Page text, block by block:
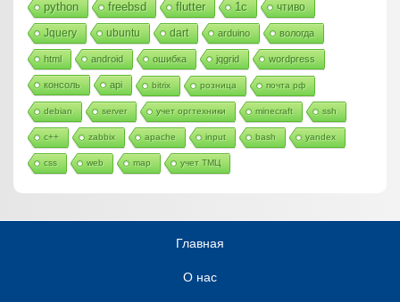
python freebsd flutter 1c чтиво
Jquery ubuntu dart arduino вологда
html android ошибка jqgrid wordpress
консоль api bitrix розница почта рф
debian server учет оргтехники minecraft ssh
c++ zabbix apache input bash yandex
css web map учет ТМЦ
Главная
О нас